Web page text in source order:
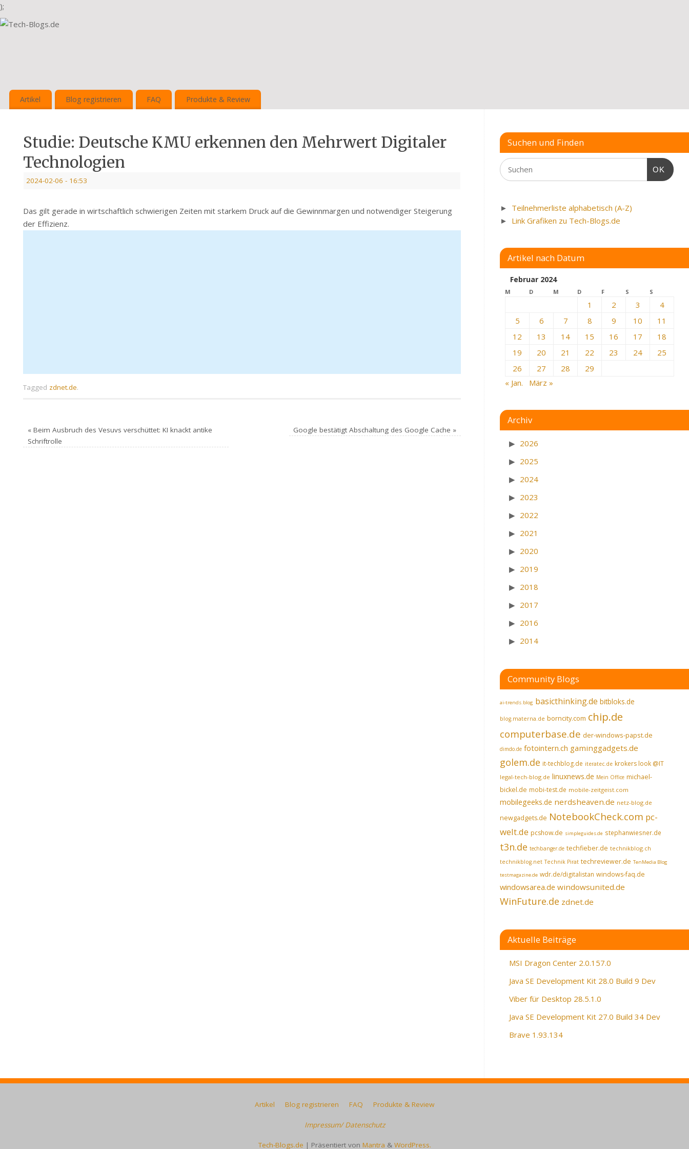
);
Artikel Blog registrieren FAQ Produkte & Review
Studie: Deutsche KMU erkennen den Mehrwert Digitaler
Technologien
2024-02-06 - 16:53
Das gilt gerade in wirtschaftlich schwierigen Zeiten mit starkem Druck auf die Gewinnmargen und notwendiger Steigerung
der Effizienz.
Tagged zdnet.de.
«Beim Ausbruch des Vesuvs verschüttet: KI knackt antike
Schriftrolle
Google bestätigt Abschaltung des Google Cache »
Suchen und Finden
OK
► Teilnehmerliste alphabetisch (A-Z)
► Link Grafiken zu Tech-Blogs.de
Artikel nach Datum
Februar 2024
M D M D F S S
1 2 3
4
5
6 7 8 9 10
11
12
13 14 15 16 17
18
19
20 21 22 23 24
25
26
27 28
29
« Jan.
März »
Archiv
2026
2025
2024
2023
2022
2021
2020
2019
2018
2017
2016
2014
Community Blogs
ai-trends.blog basicthinking.de bitbloks.de
blog.materna.de borncity.com chip.de
computerbase.de der-windows-papst.de
dimdo.de fotointern.ch gaminggadgets.de
golem.de it-techblog.de iteratec.de krokers look @IT
legal-tech-blog.de linuxnews.de Mein Office michael-
bickel.de mobi-test.de mobile-zeitgeist.com
mobilegeeks.de nerdsheaven.de netz-blog.de
newgadgets.de NotebookCheck.com pc-
welt.de pcshow.de simpleguides.de stephanwiesner.de
t3n.de techbanger.de techfieber.de technikblog.ch
technikblog.net Technik Pirat techreviewer.de TenMedia Blog
testmagazine.de wdr.de/digitalistan windows-faq.de
windowsarea.de windowsunited.de
WinFuture.de zdnet.de
Aktuelle Beiträge
MSI Dragon Center 2.0.157.0
Java SE Development Kit 28.0 Build 9 Dev
Viber für Desktop 28.5.1.0
Java SE Development Kit 27.0 Build 34 Dev
Brave 1.93.134
Artikel Blog registrieren FAQ Produkte & Review
Impressum/ Datenschutz
Tech-Blogs.de | Präsentiert von Mantra & WordPress.